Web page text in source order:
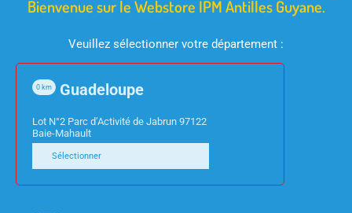
MARQUES PAGES POST
IT FLECHE 11.9X43.2MM
ASSORTIES OXFORD
Bienvenue sur le Webstore IPM Antilles Guyane.
Veuillez sélectionner votre département :
Guadeloupe
0 km
Lot N°2 Parc d’Activité de Jabrun 97122
Baie-Mahault
Sélectionner